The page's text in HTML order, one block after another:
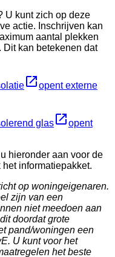
U kunt zich op deze
actie. Inschrijven kan
aantal plekken
kan betekenen dat
opent externe
glas
opent
hieronder aan voor de
informatiepakket.
op woningeigenaren.
zijn van een
niet meedoen aan
doordat grote
pand/woningen een
U kunt voor het
het beste